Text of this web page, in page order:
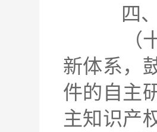
四、促
（十一
新体系，
件的自主
主知识产